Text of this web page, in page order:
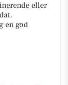
eller
en god